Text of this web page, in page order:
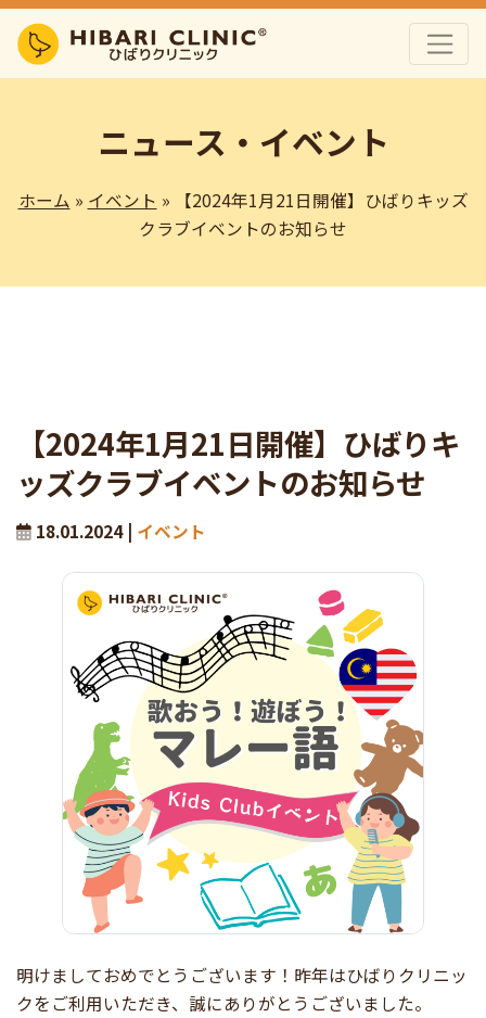
ニュース・イベント
ホーム » イベント » 【2024年1月21日開催】ひばりキッズ
クラブイベントのお知らせ
【2024年1月21日開催】ひばりキ
ッズクラブイベントのお知らせ
18.01.2024 | イベント
明けましておめでとうございます！昨年はひばりクリニッ
クをご利用いただき、誠にありがとうございました。